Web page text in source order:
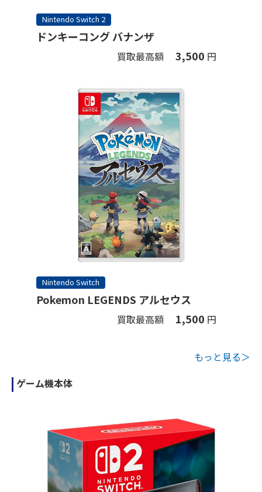
Nintendo Switch 2
ドンキーコング バナンザ
買取最高額 3,500 円
Nintendo Switch
Pokemon LEGENDS アルセウス
買取最高額 1,500 円
もっと見る＞
ゲーム機本体